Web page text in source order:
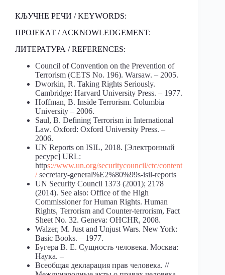
КЉУЧНЕ РЕЧИ / KEYWORDS:
ПРОЈЕКАТ / ACKNOWLEDGEMENT:
ЛИТЕРАТУРА / REFERENCES:
Council of Convention on the Prevention of
Terrorism (CETS No. 196). Warsaw. – 2005.
Dworkin, R. Taking Rights Seriously.
Cambridge: Harvard University Press. – 1977.
Hoffman, B. Inside Terrorism. Columbia
University – 2006.
Saul, B. Defining Terrorism in International
Law. Oxford: Oxford University Press. –
2006.
UN Reports on ISIL, 2018. [Электронный
ресурс] URL:
https://www.un.org/securitycouncil/ctc/content
/secretary-general%E2%80%99s-isil-reports
UN Security Council 1373 (2001); 2178
(2014). See also: Office of the High
Commissioner for Human Rights. Human
Rights, Terrorism and Counter-terrorism, Fact
Sheet No. 32. Geneva: OHCHR, 2008.
Walzer, M. Just and Unjust Wars. New York:
Basic Books. – 1977.
Бугера В. Е. Сущность человека. Москва:
Наука. –
Всеобщая декларация прав человека. //